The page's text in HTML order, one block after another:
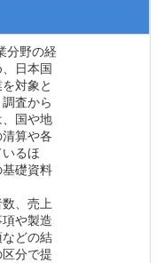
分野の経
日本国
対象と
査から
国や地
算や各
るほ
礎資料
、売上
項や製造
どの結
分で提